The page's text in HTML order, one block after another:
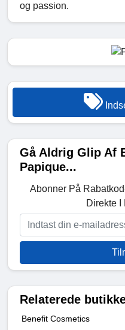
og passion.
Gå Aldrig Glip Af
Papique...
Abonner På
Direkte I
Relaterede
Benefit Cosmetics